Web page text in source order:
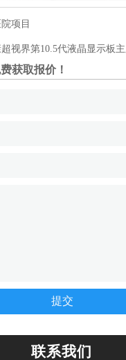
项目
视界第10.5代液晶显示板
获取报价！
提交
联系我们